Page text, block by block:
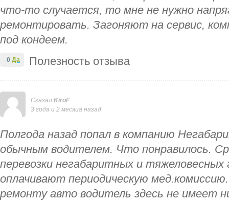
что-то случается, то мне не нужно
ремонтировать. Загоняют на сервис,
под кондеем.
Полезность отзыва
0 Да
Сказал KiroF
3 года и 2 месяца назад
Полгода назад попал в компанию
обычным водителем. Что понравилось.
перевозки негабаритных и тяжеловесных
оплачивают периодическую
ремонту авто водитель здесь не имеет